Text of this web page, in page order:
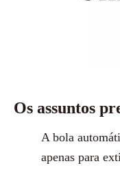
Os assuntos
A bola
apenas para